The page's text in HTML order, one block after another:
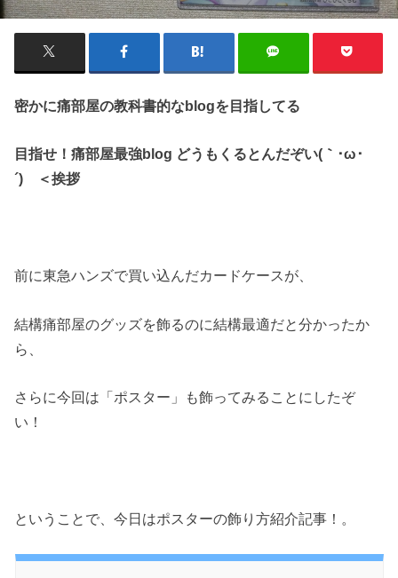
密かに痛部屋の教科書的なblogを目指してる
目指せ！痛部屋最強blog どうもくるとんだぞい(｀･ω･
´)ゞ＜挨拶
前に東急ハンズで買い込んだカードケースが、
結構痛部屋のグッズを飾るのに結構最適だと分かったか
ら、
さらに今回は「ポスター」も飾ってみることにしたぞ
い！
ということで、今日はポスターの飾り方紹介記事！。